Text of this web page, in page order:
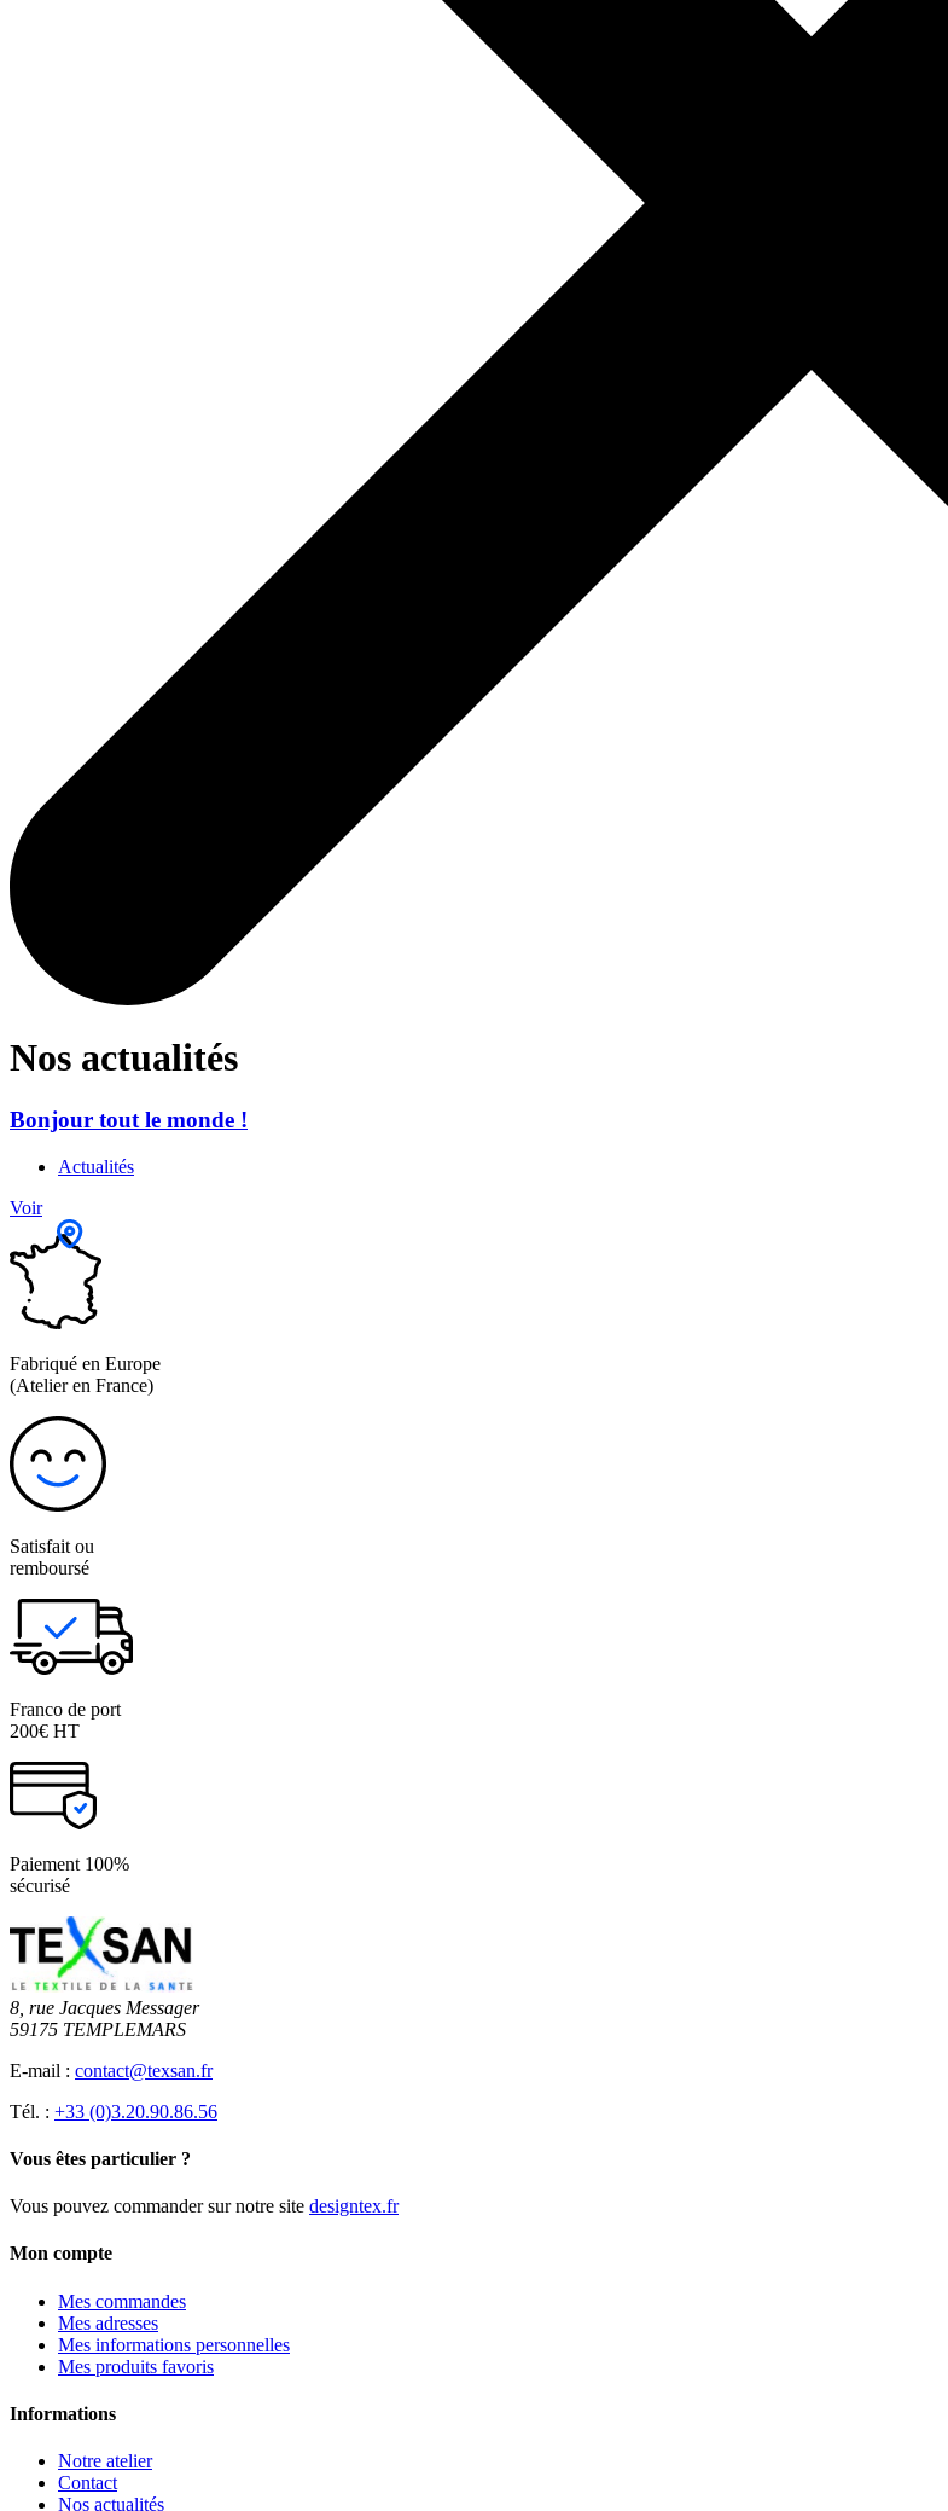
Nos actualités
Bonjour tout le monde !
Actualités
Voir
Fabriqué en Europe
(Atelier en France)
Satisfait ou
remboursé
Franco de port
200€ HT
Paiement 100%
sécurisé
8, rue Jacques Messager
59175 TEMPLEMARS
E-mail : contact@texsan.fr
Tél. : +33 (0)3.20.90.86.56
Vous êtes particulier ?
Vous pouvez commander sur notre site designtex.fr
Mon compte
Mes commandes
Mes adresses
Mes informations personnelles
Mes produits favoris
Informations
Notre atelier
Contact
Nos actualités